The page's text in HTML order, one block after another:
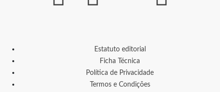
Estatuto editorial
Ficha Técnica
Política de Privacidade
Termos e Condições